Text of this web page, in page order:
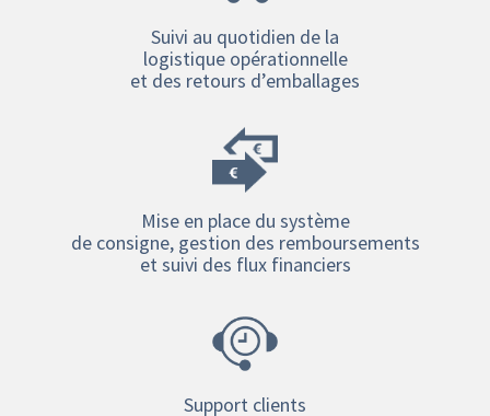
Suivi au quotidien de la
logistique opérationnelle
et des retours d’emballages
Mise en place du système
de consigne, gestion des remboursements
et suivi des flux financiers
Support clients